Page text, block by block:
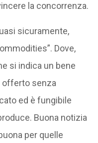
la concorrenza.
sicuramente,
Dove,
si indica un bene
offerto senza
ed è fungibile
Buona notizia
per quelle